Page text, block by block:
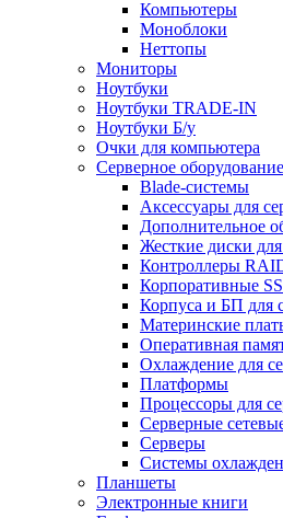
Компьютеры
Моноблоки
Неттопы
Мониторы
Ноутбуки
Ноутбуки TRADE-IN
Ноутбуки Б/у
Очки для компьютера
Серверное оборудование
Blade-системы
Аксессуары для
Дополнительное
Жесткие диски для
Контроллеры
Корпоративные
Корпуса и БП для
Материнские
Оперативная
Охлаждение для
Платформы
Процессоры для
Серверные
Серверы
Системы
Планшеты
Электронные книги